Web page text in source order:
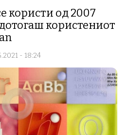
користи од 2007
користениот
- 18:24